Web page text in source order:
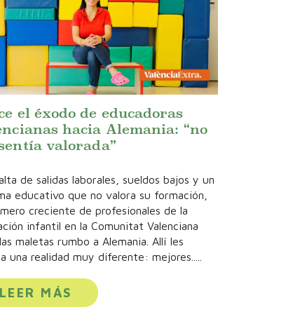
el éxodo de educadoras
hacia Alemania: “no
valorada”
de salidas laborales, sueldos bajos y un
educativo que no valora su formación,
creciente de profesionales de la
infantil en la Comunitat Valenciana
maletas rumbo a Alemania. Allí les
una realidad muy diferente: mejores.....
LEER MÁS